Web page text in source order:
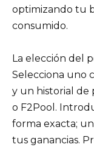
optimizando tu
consumido.
La elección del
Selecciona uno
y un historial de
o F2Pool.
forma exacta;
tus ganancias.